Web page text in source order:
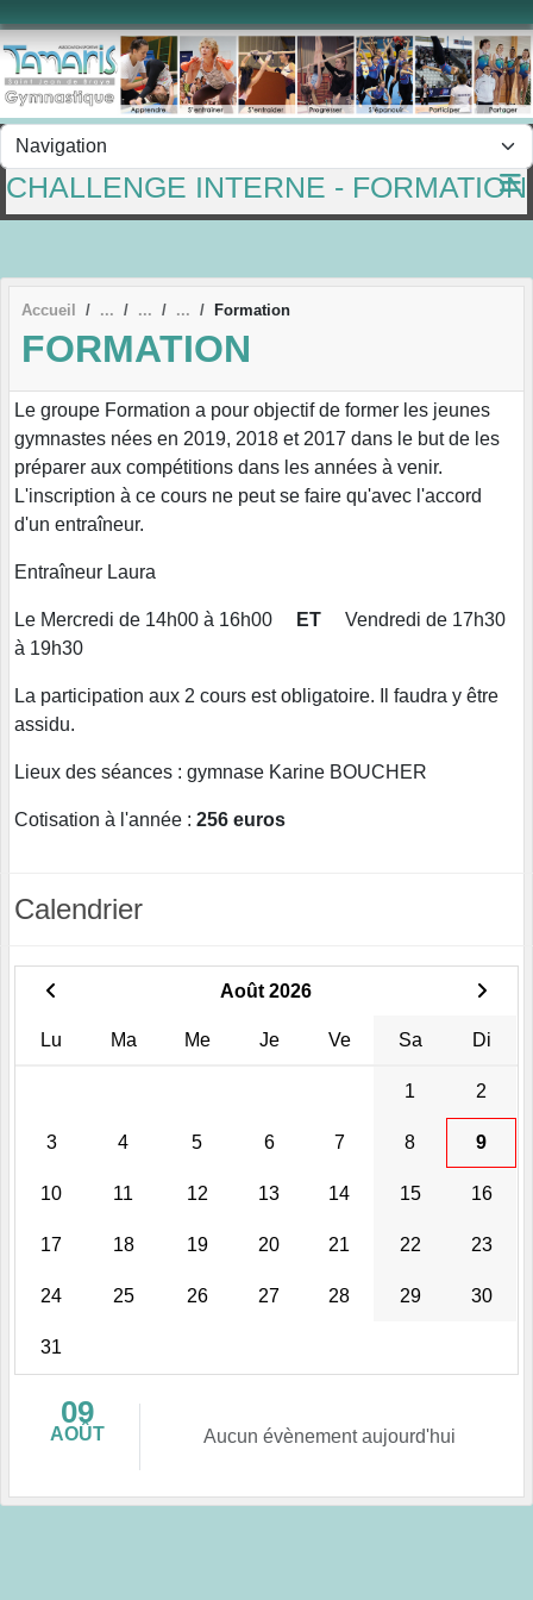
CHALLENGE INTERNE - FORMATION
Accueil Formation
FORMATION
Le groupe Formation a pour objectif de former les jeunes
gymnastes nées en 2019, 2018 et 2017 dans le but de les
préparer aux compétitions dans les années à venir.
L'inscription à ce cours ne peut se faire qu'avec l'accord
d'un entraîneur.
Entraîneur Laura
Le Mercredi de 14h00 à 16h00 ET Vendredi de 17h30
à 19h30
La participation aux 2 cours est obligatoire. Il faudra y être
assidu.
Lieux des séances : gymnase Karine BOUCHER
Cotisation à l'année : 256 euros
Calendrier
Août 2026
Lu Ma Me Je Ve Sa Di
1 2
3 4 5 6 7 8 9
10 11 12 13 14 15 16
17 18 19 20 21 22 23
24 25 26 27 28 29 30
31
09
AOÛT Aucun évènement aujourd'hui